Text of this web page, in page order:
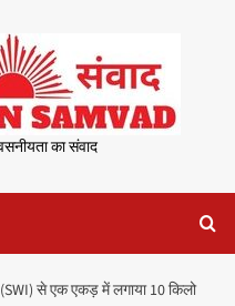
का संवाद
(SWI) से एक एकड़ में लगाया 10 किलो